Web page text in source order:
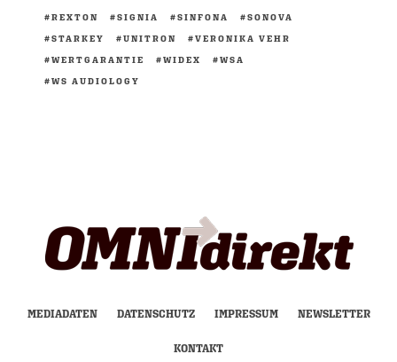
REXTON
SIGNIA SINFONA
SONOVA
STARKEY
UNITRON
VERONIKA VEHR
WERTGARANTIE
WIDEX
WSA
WS AUDIOLOGY
MEDIADATEN DATENSCHUTZ IMPRESSUM NEWSLETTER
KONTAKT